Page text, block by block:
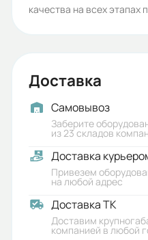
Ограничитель
есть
Возможность
беспроводного
есть,
V подъёма, м/
8
Строительная
качества на всех этапах
Доставка
Самовывоз
Заберите
из 23 складов
Доставка
Привезем
на любой адрес
Доставка ТК
Доставим
компанией в любой